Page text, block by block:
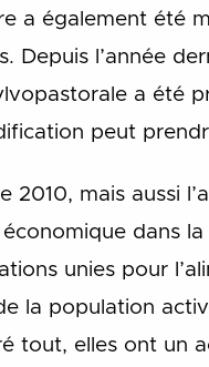
a également été
Depuis l’année
a été
peut
2010, mais aussi
dans
unies pour
la population
tout, elles ont un